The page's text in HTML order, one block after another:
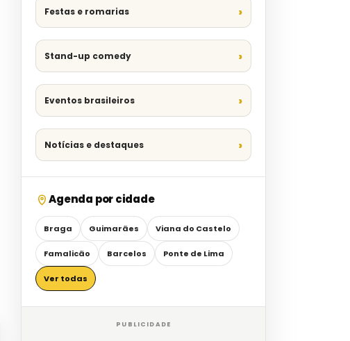
Festas e romarias
Stand-up comedy
Eventos brasileiros
Notícias e destaques
Agenda por cidade
Braga Guimarães Viana do Castelo
Famalicão Barcelos Ponte de Lima
Ver todas
PUBLICIDADE